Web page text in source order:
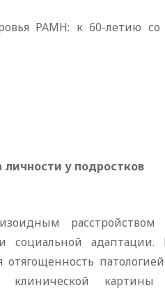
РАМН: к 60-летию со
у подростков
расстройством
адаптации.
картины